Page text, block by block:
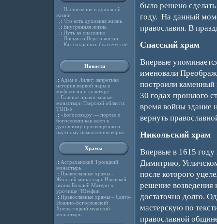
.: Наставления в духовной
жизни
.: Что есть духовная жизнь
.: Внутренняя жизнь
.: Путь ко спасению
.: Письма о Вере и жизни
.: Как сохранить благочестие
Новости
.: Адам и Лилит: запретная
история первой пары в
мифологии и культуре
.: Главные православные
монастыри Тверской области:
ТОП-5
.: «Богослов.ру — портал о
богословии как ключ к
духовному просвещению и
научному осмыслению веры»
Храмы
.: Астраханский Троицкий
монастырь
.: Православные храмы –
Женский монастырь Иверской
иконы Божией Матери в
урочище “Юзефин
.: Православные храмы – Свято-
Иоанно-Богословский
Хрещатицкий мужской
монастырь
было решено
году. На данный
православия. В
Спасский храм
Впервые
именовали
построили каменный
30 годах прошлого
время войны здание
вернуть
Никольский храм
Впервые в 1615 году
Димитрию,
после которого
решение возведения
достаточно долго.
мастерскую по
православной